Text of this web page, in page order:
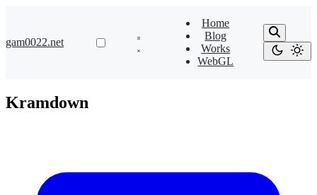
gam0022.net
Home
Blog
Works
WebGL
Kramdown